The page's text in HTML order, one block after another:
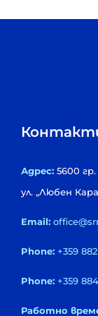
Адрес:5600 гр.
ул. „Любен
Email:
Phone: +359
Phone: +359
Работно